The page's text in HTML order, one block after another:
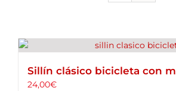
ALQUILER DE
BLOG
Sillín clásico bicicleta con
24,00€